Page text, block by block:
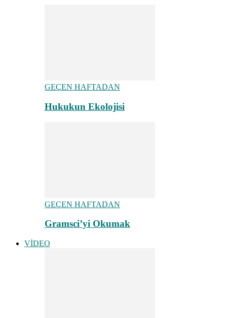
GEÇEN HAFTADAN
Hukukun Ekolojisi
GEÇEN HAFTADAN
Gramsci’yi Okumak
VİDEO